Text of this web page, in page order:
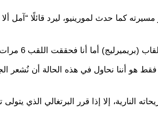
كما حدث لمورينيو، ليرد قائلًا “آمل
هو أننا نحاول في هذه الحالة أن نُشعر
النارية، إلا إذا قرر البرتغالي الذي